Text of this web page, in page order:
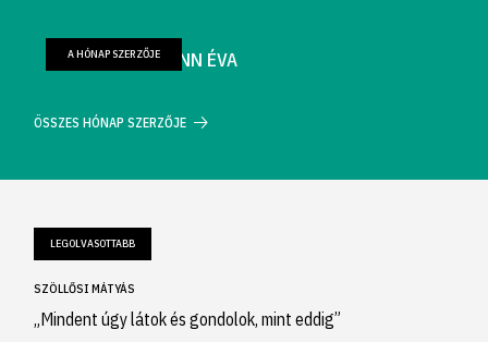
FARKAS WELLMANN ÉVA
A HÓNAP SZERZŐJE
ÖSSZES HÓNAP SZERZŐJE
LEGOLVASOTTABB
SZÖLLŐSI MÁTYÁS
„Mindent úgy látok és gondolok, mint eddig”